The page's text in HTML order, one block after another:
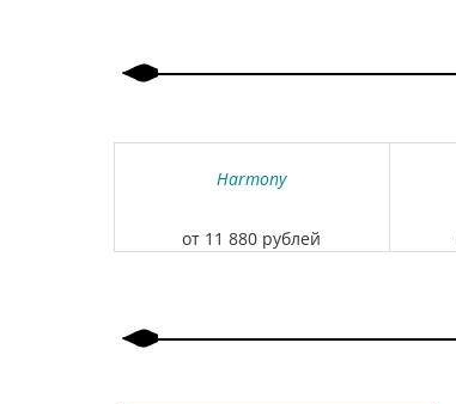
Harmony
от 11 880 рублей